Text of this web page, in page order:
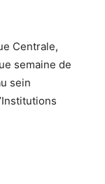
Centrale,
semaine de
sein